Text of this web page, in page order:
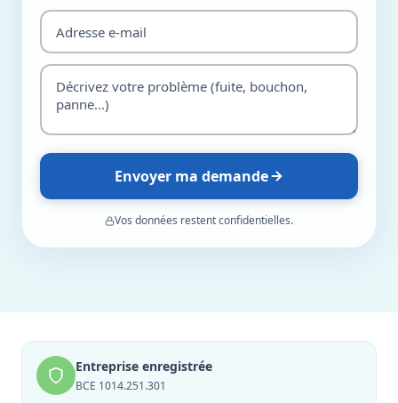
Envoyer ma demande
Vos données restent confidentielles.
Entreprise enregistrée
BCE 1014.251.301